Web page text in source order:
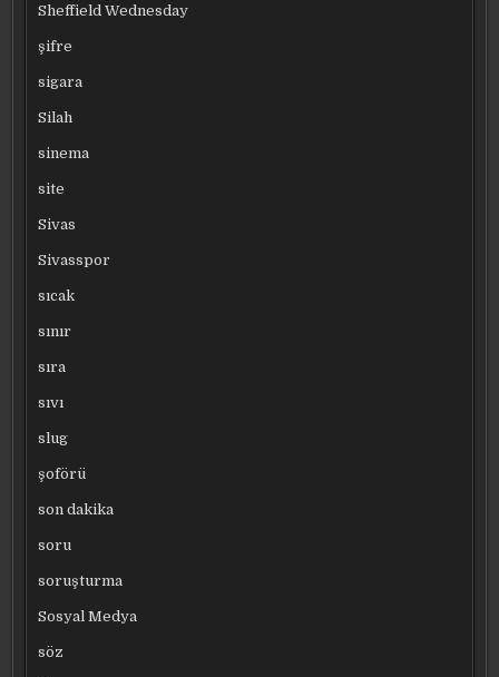
Sheffield Wednesday
şifre
sigara
Silah
sinema
site
Sivas
Sivasspor
sıcak
sınır
sıra
sıvı
slug
şoförü
son dakika
soru
soruşturma
Sosyal Medya
söz